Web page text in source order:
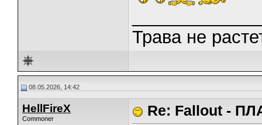
Трава не
08.05.2026, 14:42
HellFireX
Commoner Re: Fallout -